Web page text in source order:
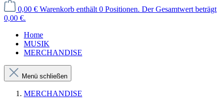
0,00 € Warenkorb enthält 0 Positionen. Der Gesamtwert beträgt
0,00 €.
Home
MUSIK
MERCHANDISE
Menü schließen
MERCHANDISE